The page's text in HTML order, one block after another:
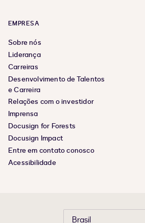
EMPRESA
Sobre nós
Liderança
Carreiras
Desenvolvimento de Talentos
e Carreira
Relações com o investidor
Imprensa
Docusign for Forests
Docusign Impact
Entre em contato conosco
Acessibilidade
Brasil